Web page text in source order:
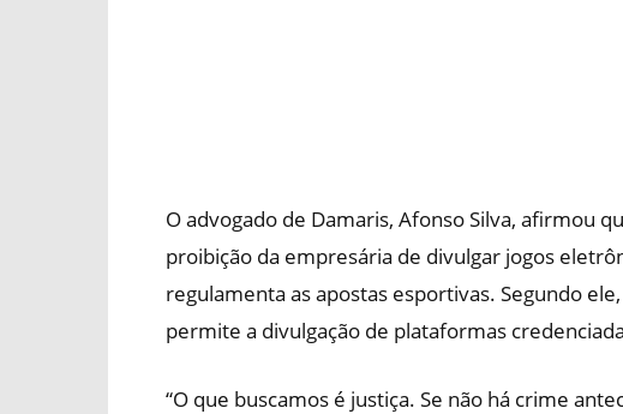
O advogado de Damaris, Afonso Silva, afirmou
proibição da empresária de divulgar jogos
regulamenta as apostas esportivas. Segundo
permite a divulgação de plataformas
“O que buscamos é justiça. Se não há crime